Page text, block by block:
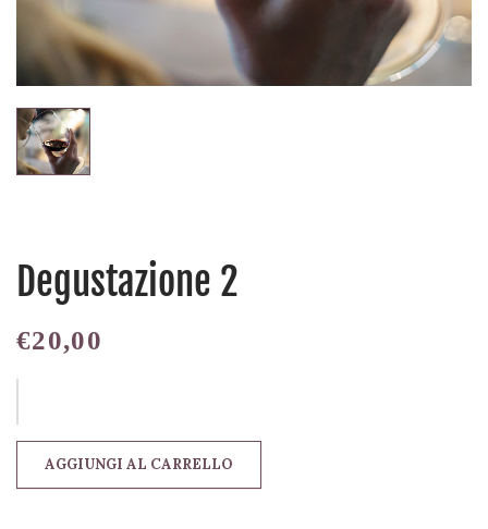
Degustazione 2
€20,00
AGGIUNGI AL CARRELLO